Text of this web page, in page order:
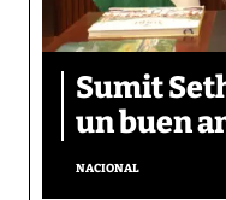
Sumit
un buen
NACIONAL